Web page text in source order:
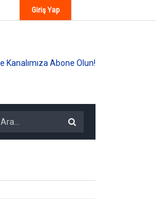
Giriş Yap